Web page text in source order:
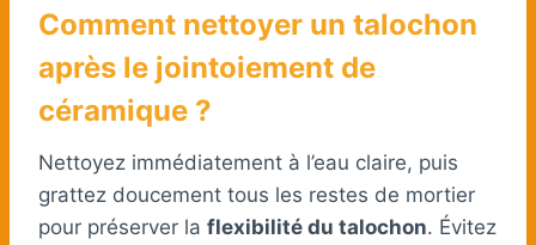
Comment nettoyer un talochon
après le jointoiement de
céramique ?
Nettoyez immédiatement à l’eau claire, puis
grattez doucement tous les restes de mortier
pour préserver la flexibilité du talochon. Évitez